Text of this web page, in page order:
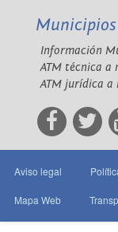
Municipios
Información
ATM técnica a
ATM jurídica a
Aviso legal
Mapa Web